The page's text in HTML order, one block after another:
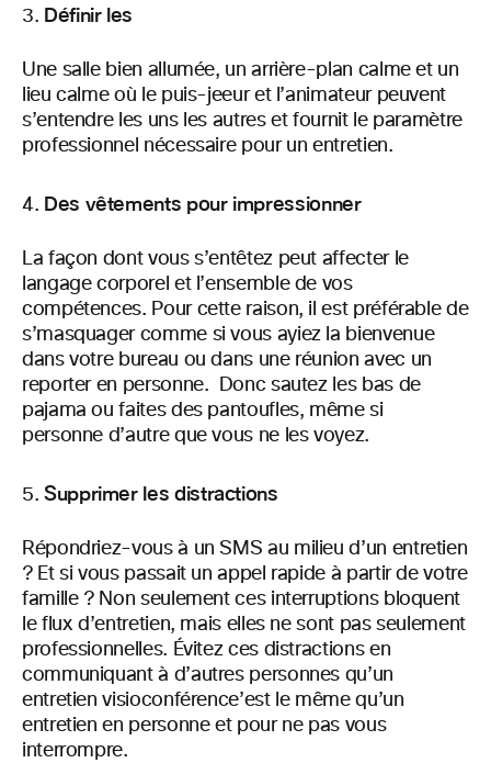
Définir les
Une salle bien allumée, un arrière-plan calme et un
lieu calme où le puis-jeeur et l’animateur peuvent
s’entendre les uns les autres et fournit le paramètre
professionnel nécessaire pour un entretien.
Des vêtements pour impressionner
La façon dont vous s’entêtez peut affecter le
langage corporel et l’ensemble de vos
compétences. Pour cette raison, il est préférable de
s’masquager comme si vous ayiez la bienvenue
dans votre bureau ou dans une réunion avec un
reporter en personne. Donc sautez les bas de
pajama ou faites des pantoufles, même si
personne d’autre que vous ne les voyez.
Supprimer les distractions
Répondriez-vous à un SMS au milieu d’un entretien
? Et si vous passait un appel rapide à partir de votre
famille ? Non seulement ces interruptions bloquent
le flux d’entretien, mais elles ne sont pas seulement
professionnelles. Évitez ces distractions en
communiquant à d’autres personnes qu’un
entretien visioconférence’est le même qu’un
entretien en personne et pour ne pas vous
interrompre.